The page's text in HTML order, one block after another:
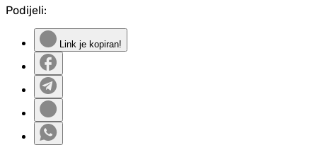
Podijeli:
Link je kopiran!